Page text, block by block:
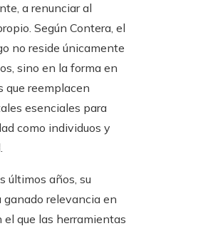
a renunciar al
Según Contera, el
no reside únicamente
sino en la forma en
que reemplacen
esenciales para
como individuos y
últimos años, su
relevancia en
que las herramientas